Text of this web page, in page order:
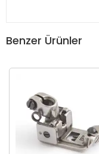
Benzer Ürünler